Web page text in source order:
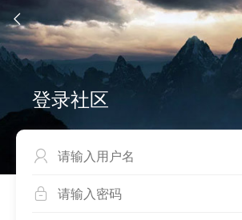

登录社区

